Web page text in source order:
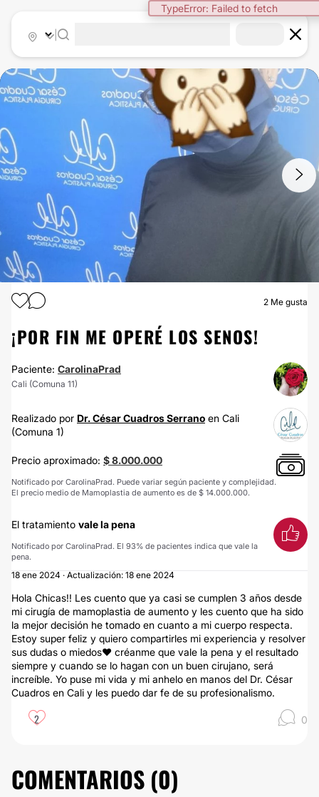
TypeError: Failed to fetch
MAMOPLASTIA DE AUMENTO
2 Me gusta
¡POR FIN ME OPERÉ LOS SENOS!
Paciente: CarolinaPrad
Cali (Comuna 11)
Realizado por Dr. César Cuadros Serrano en Cali
(Comuna 1)
Precio aproximado: $ 8.000.000
Notificado por CarolinaPrad. Puede variar según paciente y complejidad.
El precio medio de Mamoplastia de aumento es de $ 14.000.000.
El tratamiento vale la pena
Notificado por CarolinaPrad. El 93% de pacientes indica que vale la
pena.
18 ene 2024 · Actualización: 18 ene 2024
Hola Chicas!! Les cuento que ya casi se cumplen 3 años desde
mi cirugía de mamoplastia de aumento y les cuento que ha sido
la mejor decisión he tomado en cuanto a mi cuerpo respecta.
Estoy super feliz y quiero compartirles mi experiencia y resolver
sus dudas o miedos❤️ créanme que vale la pena y el resultado
siempre y cuando se lo hagan con un buen cirujano, será
increíble. Yo puse mi vida y mi anhelo en manos del Dr. César
Cuadros en Cali y les puedo dar fe de su profesionalismo.
2 0
COMENTARIOS (0)